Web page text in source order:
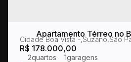
Apartamento Térreo no
R$ 178.000,00
Cidade Boa Vista ,Suzano,São
2 1